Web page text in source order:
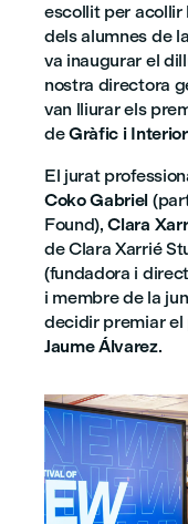
escollit per acollir
dels alumnes de
va inaugurar el
nostra directora
van lliurar els
deGràfic i
El jurat
Coko Gabriel
Found),Clara
de Clara Xarrié
(fundadora i
i membre de la
decidir premiar
Jaume Álvarez.